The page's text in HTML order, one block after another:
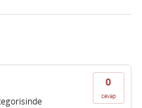
0
cevap